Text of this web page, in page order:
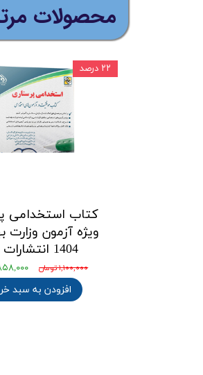
​محصولات
کتاب استخدامی
ویژه آزمون
1404 انتشارات آراه
۱,۱۰۰,۰۰۰ تومان ۸۵۸,۰۰۰
افزودن به سبد
۲۲ درصد